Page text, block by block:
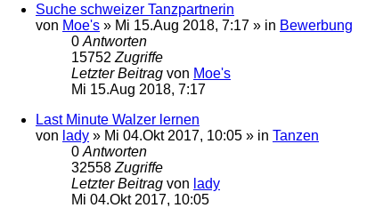
Suche schweizer Tanzpartnerin
von Moe's » Mi 15.Aug 2018, 7:17 » in Bewerbung
0 Antworten
15752 Zugriffe
Letzter Beitrag von Moe's
Mi 15.Aug 2018, 7:17
Last Minute Walzer lernen
von lady » Mi 04.Okt 2017, 10:05 » in Tanzen
0 Antworten
32558 Zugriffe
Letzter Beitrag von lady
Mi 04.Okt 2017, 10:05